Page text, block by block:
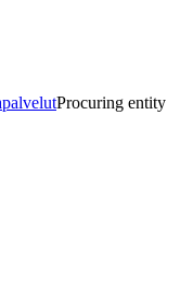
Procuring entity